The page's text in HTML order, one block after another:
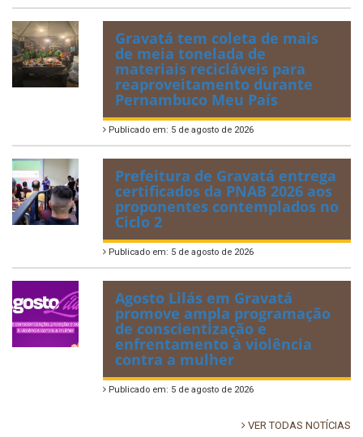
Gravatá tem coleta de mais
de meia tonelada de
materiais recicláveis para
reaproveitamento durante
Pernambuco Meu País
Publicado em: 5 de agosto de 2026
Prefeitura de Gravatá entrega
certificados da PNAB 2026 aos
proponentes contemplados no
Ciclo 2
Publicado em: 5 de agosto de 2026
Agosto Lilás em Gravatá
promove ampla programação
de conscientização e
enfrentamento à violência
contra a mulher
Publicado em: 5 de agosto de 2026
VER TODAS NOTÍCIAS